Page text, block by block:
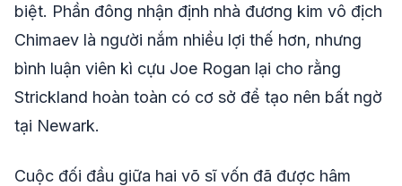
biệt. Phần đông nhận định nhà đương kim vô địch
Chimaev là người nắm nhiều lợi thế hơn, nhưng
bình luận viên kì cựu Joe Rogan lại cho rằng
Strickland hoàn toàn có cơ sở để tạo nên bất ngờ
tại Newark.
Cuộc đối đầu giữa hai võ sĩ vốn đã được hâm